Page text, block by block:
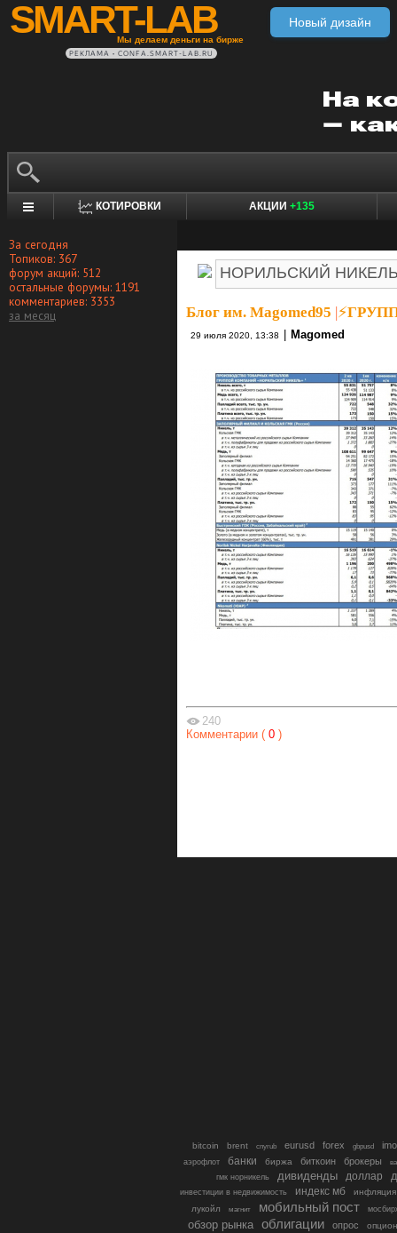
SMART-LAB
Мы делаем деньги на бирже
Новый дизайн
РЕКЛАМА • CONFA.SMART-LAB.RU
КОТИРОВКИ АКЦИИ +135
За сегодня
Топиков: 367
форум акций: 512
остальные форумы: 1191
комментариев: 3353
за месяц
Блог им. Magomed95
29 июля 2020, 13:38 Magomed
240
Комментарии ( 0 )
bitcoin brent cnyrub eurusd forex gbpusd
аэрофлот банки биржа биткоин брокеры
гмк норникель
дивиденды доллар
инвестиции в недвижимость индекс мб
инфляция
лукойл
магнит мобильный пост
обзор рынка облигации опрос